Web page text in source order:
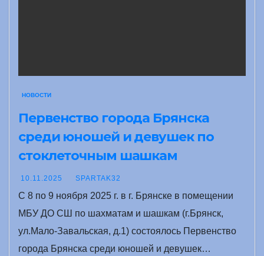
НОВОСТИ
Первенство города Брянска
среди юношей и девушек по
стоклеточным шашкам
10.11.2025 SPARTAK32
С 8 по 9 ноября 2025 г. в г. Брянске в помещении
МБУ ДО СШ по шахматам и шашкам (г.Брянск,
ул.Мало-Завальская, д.1) состоялось Первенство
города Брянска среди юношей и девушек…